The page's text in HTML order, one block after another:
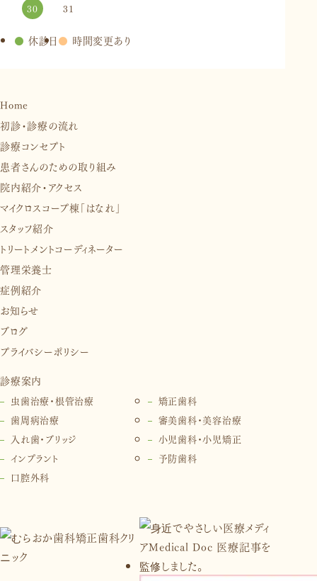
30
31
● 休診日● 時間変更あり
Home
初診・診療の流れ
診療コンセプト
患者さんのための取り組み
院内紹介・アクセス
マイクロスコープ棟「はなれ」
スタッフ紹介
トリートメントコーディネーター
管理栄養士
症例紹介
お知らせ
ブログ
プライバシーポリシー
診療案内
虫歯治療・根管治療
歯周病治療
入れ歯・ブリッジ
インプラント
口腔外科
矯正歯科
審美歯科・美容治療
小児歯科・小児矯正
予防歯科